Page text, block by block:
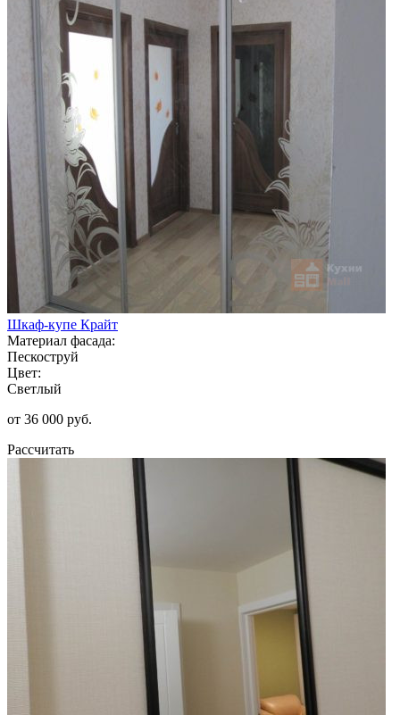
Шкаф-купе Крайт
Материал фасада:
Пескоструй
Цвет:
Светлый
от 36 000 руб.
Рассчитать